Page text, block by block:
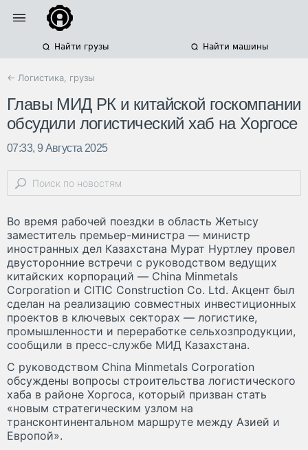
Найти грузы Найти машины
← Логистика, грузы
Главы МИД РК и китайской госкомпании
обсудили логистический хаб на Хоргосе
07:33, 9 Августа 2025
Во время рабочей поездки в область Жетысу
заместитель премьер-министра — министр
иностранных дел Казахстана Мурат Нуртлеу провел
двусторонние встречи с руководством ведущих
китайских корпораций — China Minmetals
Corporation и CITIC Construction Co. Ltd. Акцент был
сделан на реализацию совместных инвестиционных
проектов в ключевых секторах — логистике,
промышленности и переработке сельхозпродукции,
сообщили в пресс-службе МИД Казахстана.
С руководством China Minmetals Corporation
обсуждены вопросы строительства логистического
хаба в районе Хоргоса, который призван стать
«новым стратегическим узлом на
трансконтинентальном маршруте между Азией и
Европой».